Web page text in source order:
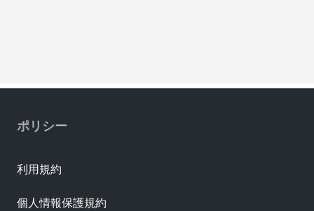
ポリシー
利用規約
個人情報保護規約